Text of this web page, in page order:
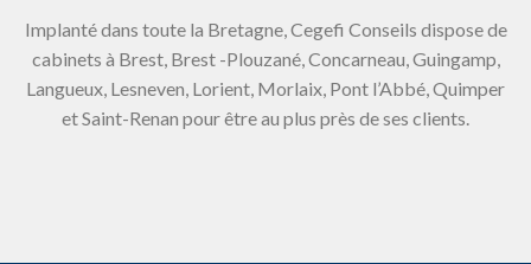
Implanté dans toute la Bretagne, Cegefi Conseils dispose de
cabinets à Brest, Brest -Plouzané, Concarneau, Guingamp,
Langueux, Lesneven, Lorient, Morlaix, Pont l’Abbé, Quimper
et Saint-Renan pour être au plus près de ses clients.